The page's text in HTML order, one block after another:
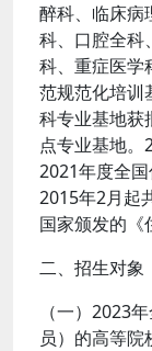
醉科、临床病
科、口腔全科
科、重症医学
范规范化培训
科专业基地获
点专业基地
2021年度全
2015年2月起
国家颁发的《
二、招生对象
（一）2023
员）的高等